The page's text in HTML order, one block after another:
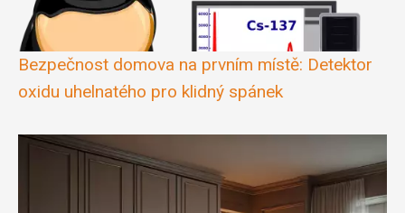
Bezpečnost domova na prvním místě: Detektor
oxidu uhelnatého pro klidný spánek